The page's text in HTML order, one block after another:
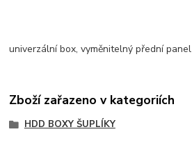
univerzální box, vyměnitelný přední panel
Zboží zařazeno v kategoriích
HDD BOXY ŠUPLÍKY